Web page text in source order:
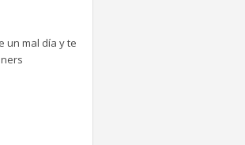
un mal día y te